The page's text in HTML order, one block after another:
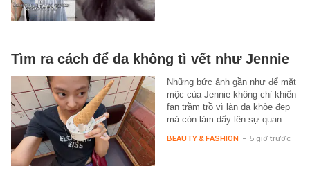
Tìm ra cách để da không tì vết như Jennie
Những bức ảnh gần như để mặt
mộc của Jennie không chỉ khiến
fan trầm trồ vì làn da khỏe đẹp
mà còn làm dấy lên sự quan…
BEAUTY & FASHION - 5 giờ trước